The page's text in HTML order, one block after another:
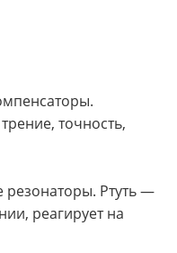
точность,
резонаторы. Ртуть —
реагирует на